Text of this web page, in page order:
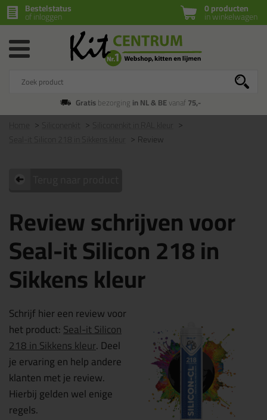
0 producten
in winkelwagen
Bestelstatus
of inloggen
Gratisbezorging in NL & BEvanaf75,-
Seal-it Silicon 218 in Sikkens kleur
Review
Review schrijven voor
Seal-it Silicon 218 in
Sikkens kleur
Schrijf hier een review voor
het product:Seal-it Silicon
218 in Sikkens kleur. Deel
je ervaring en help andere
klanten met je review.
Hierbij gelden wel enige
regels.